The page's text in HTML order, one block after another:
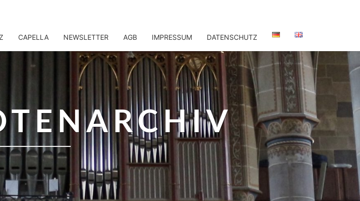
CAPELLA NEWSLETTER AGB IMPRESSUM DATENSCHUTZ